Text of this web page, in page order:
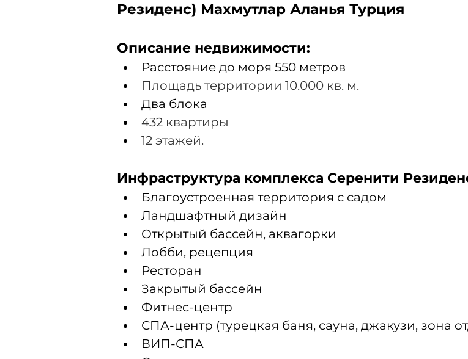
Резиденс) Махмутлар Аланья Турция
Описание недвижимости:
Расстояние до моря 550 метров
Площадь территории 10.000 кв. м.
Два блока
432 квартиры
12 этажей.
Инфраструктура комплекса Серенити
Благоустроенная территория с садом
Ландшафтный дизайн
Открытый бассейн, аквагорки
Лобби, рецепция
Ресторан
Закрытый бассейн
Фитнес-центр
СПА-центр (турецкая баня, сауна, джакузи, зона
ВИП-СПА